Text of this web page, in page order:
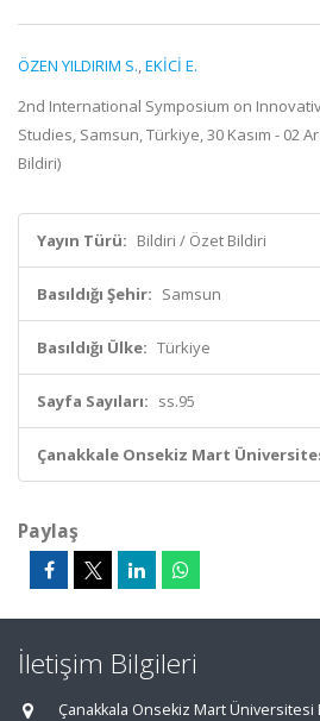
ÖZEN YILDIRIM S.,EKİCİ E.
2nd International Symposium on
Studies, Samsun, Türkiye, 30 Kasım - 02
Bildiri)
Yayın Türü: Bildiri / Özet Bildiri
Basıldığı Şehir: Samsun
Basıldığı Ülke: Türkiye
Sayfa Sayıları: ss.95
Çanakkale Onsekiz Mart
Paylaş
İletişim Bilgileri
Çanakkala Onsekiz Mart Üniversitesi